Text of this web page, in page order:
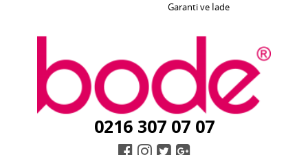
Garanti ve İade
0216 307 07 07